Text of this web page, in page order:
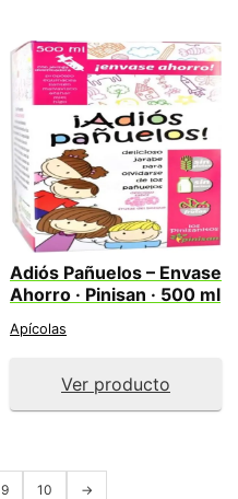
Adiós Pañuelos – Envase
Ahorro · Pinisan · 500 ml
Apícolas
Ver producto
9 10 →